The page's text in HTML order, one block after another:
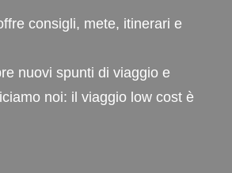
consigli, mete, itinerari e
nuovi spunti di viaggio e
noi: il viaggio low cost è